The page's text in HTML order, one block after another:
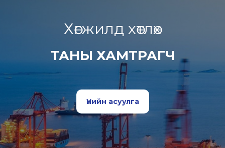
Хөгжилд хөтлөх
ТАНЫ ХАМТРАГЧ
Үнийн асуулга